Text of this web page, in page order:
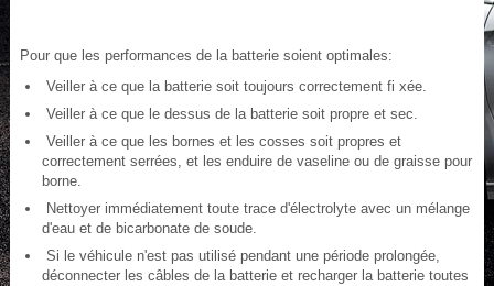
Pour que les performances de la batterie soient optimales:
Veiller à ce que la batterie soit toujours correctement fi xée.
Veiller à ce que le dessus de la batterie soit propre et sec.
Veiller à ce que les bornes et les cosses soit propres et
correctement serrées, et les enduire de vaseline ou de graisse pour
borne.
Nettoyer immédiatement toute trace d'électrolyte avec un mélange
d'eau et de bicarbonate de soude.
Si le véhicule n'est pas utilisé pendant une période prolongée,
déconnecter les câbles de la batterie et recharger la batterie toutes